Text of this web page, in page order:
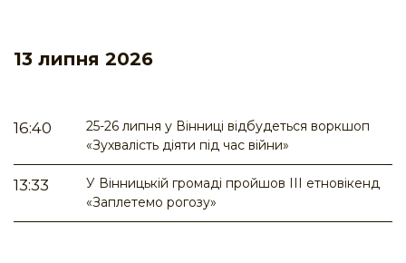
13 липня 2026
16:40
25-26 липня у Вінниці відбудеться воркшоп
«Зухвалість діяти під час війни»
13:33
У Вінницькій громаді пройшов ІІІ етновікенд
«Заплетемо рогозу»